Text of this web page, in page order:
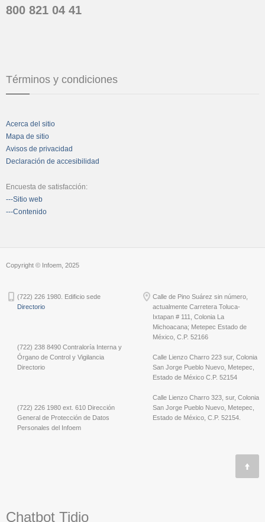
800 821 04 41
Términos y condiciones
Acerca del sitio
Mapa de sitio
Avisos de privacidad
Declaración de accesibilidad
Encuesta de satisfacción:
---Sitio web
---Contenido
Copyright © Infoem, 2025
(722) 226 1980. Edificio sede
Directorio
(722) 238 8490 Contraloría Interna y
Órgano de Control y Vigilancia
Directorio
(722) 226 1980 ext. 610 Dirección
General de Protección de Datos
Personales del Infoem
Calle de Pino Suárez sin número,
actualmente Carretera Toluca-
Ixtapan # 111, Colonia La
Michoacana; Metepec Estado de
México, C.P. 52166
Calle Lienzo Charro 223 sur, Colonia
San Jorge Pueblo Nuevo, Metepec,
Estado de México C.P. 52154
Calle Lienzo Charro 323, sur, Colonia
San Jorge Pueblo Nuevo, Metepec,
Estado de México, C.P. 52154.
Chatbot Tidio